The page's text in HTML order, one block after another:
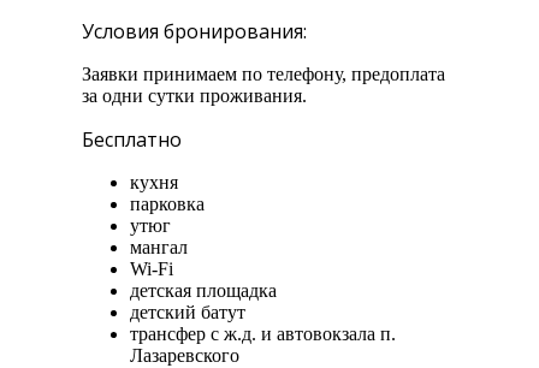
Условия бронирования:
Заявки принимаем по телефону, предоплата
за одни сутки проживания.
Бесплатно
кухня
парковка
утюг
мангал
Wi-Fi
детская площадка
детский батут
трансфер с ж.д. и автовокзала п.
Лазаревского